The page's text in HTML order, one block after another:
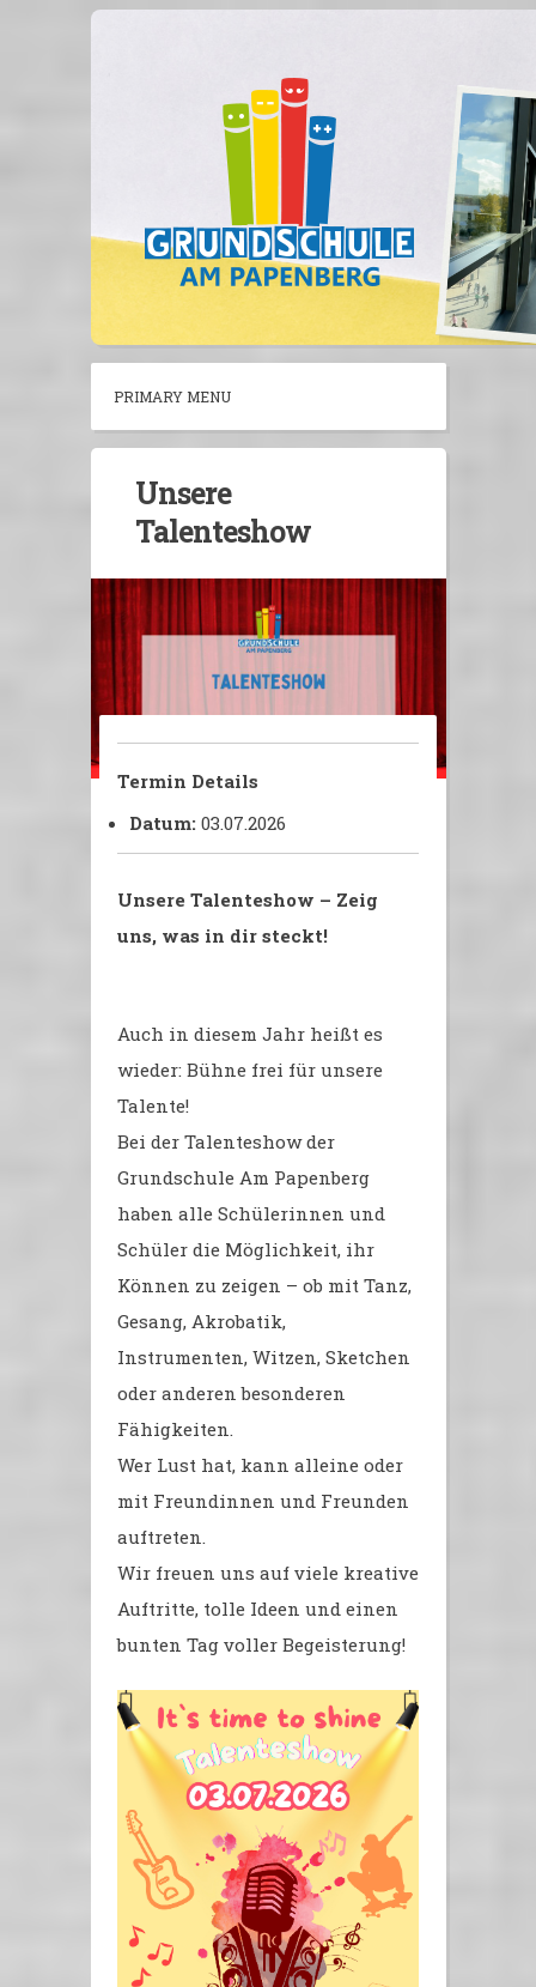
PRIMARY MENU
Unsere
Talenteshow
Termin Details
Datum: 03.07.2026
Unsere Talenteshow – Zeig
uns, was in dir steckt!
Auch in diesem Jahr heißt es
wieder: Bühne frei für unsere
Talente!
Bei der Talenteshow der
Grundschule Am Papenberg
haben alle Schülerinnen und
Schüler die Möglichkeit, ihr
Können zu zeigen – ob mit Tanz,
Gesang, Akrobatik,
Instrumenten, Witzen, Sketchen
oder anderen besonderen
Fähigkeiten.
Wer Lust hat, kann alleine oder
mit Freundinnen und Freunden
auftreten.
Wir freuen uns auf viele kreative
Auftritte, tolle Ideen und einen
bunten Tag voller Begeisterung!